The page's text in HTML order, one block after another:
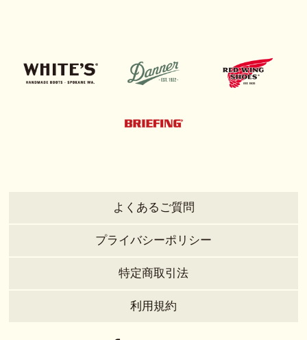
よくあるご質問
プライバシーポリシー
特定商取引法
利用規約